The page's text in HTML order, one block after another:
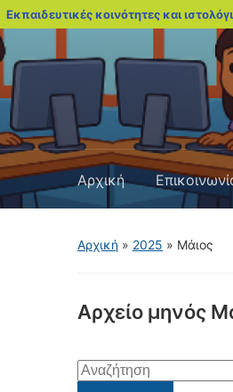
Εκπαιδευτικές κοινότητες και
Αρχική
Αρχική » 2025 » Μάιος
Αρχείο μηνός
Αναζήτηση